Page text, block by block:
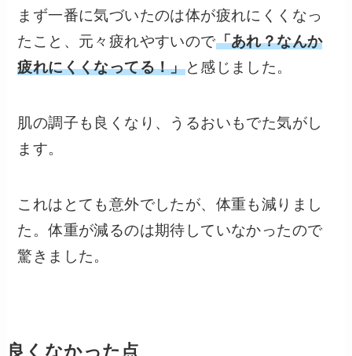
まず一番に気づいたのは体が疲れにくくなっ
たこと、元々疲れやすいので「あれ？なんか
疲れにくくなってる！」と感じました。
肌の調子も良くなり、うるおいもでた気がし
ます。
これはとても意外でしたが、体重も減りまし
た。体重が減るのは期待していなかったので
驚きました。
良くなかった点